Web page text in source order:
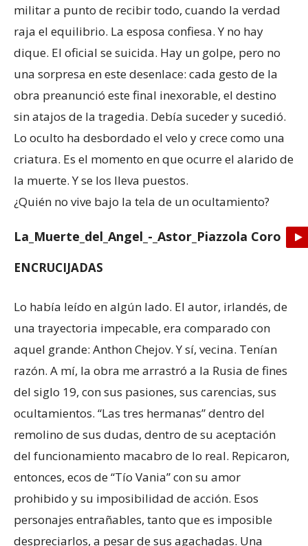
militar a punto de recibir todo, cuando la verdad
raja el equilibrio. La esposa confiesa. Y no hay
dique. El oficial se suicida. Hay un golpe, pero no
una sorpresa en este desenlace: cada gesto de la
obra preanunció este final inexorable, el destino
sin atajos de la tragedia. Debía suceder y sucedió.
Lo oculto ha desbordado el velo y crece como una
criatura. Es el momento en que ocurre el alarido de
la muerte. Y se los lleva puestos.
¿Quién no vive bajo la tela de un ocultamiento?
La_Muerte_del_Angel_-_Astor_Piazzola Coro
ENCRUCIJADAS
Lo había leído en algún lado. El autor, irlandés, de
una trayectoria impecable, era comparado con
aquel grande: Anthon Chejov. Y sí, vecina. Tenían
razón. A mí, la obra me arrastró a la Rusia de fines
del siglo 19, con sus pasiones, sus carencias, sus
ocultamientos. “Las tres hermanas” dentro del
remolino de sus dudas, dentro de su aceptación
del funcionamiento macabro de lo real. Repicaron,
entonces, ecos de “Tío Vania” con su amor
prohibido y su imposibilidad de acción. Esos
personajes entrañables, tanto que es imposible
despreciarlos, a pesar de sus agachadas. Una